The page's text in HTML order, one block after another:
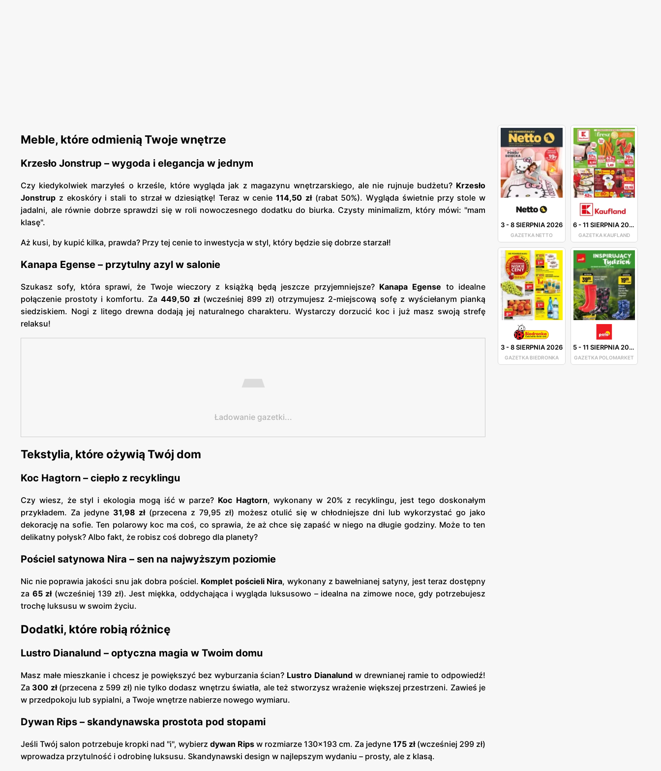
3-8 SIERPNIA 2026
GAZETKA NETTO
6-11 SIERPNIA 2026
GAZETKA KAUFLAND
3-8 SIERPNIA 2026
GAZETKA BIEDRONKA
5-11 SIERPNIA 2026
GAZETKA POLOMARKET
Meble, które odmienią Twoje wnętrze
Krzesło Jonstrup – wygoda i elegancja w jednym
Czy kiedykolwiek marzyłeś o krześle, które wygląda jak z magazynu wnętrzarskiego, ale nie rujnuje budżetu? Krzesło
Jonstrup z ekoskóry i stali to strzał w dziesiątkę! Teraz w cenie 114,50 zł(rabat 50%). Wygląda świetnie przy stole w
jadalni, ale równie dobrze sprawdzi się w roli nowoczesnego dodatku do biurka. Czysty minimalizm, który mówi: "mam
klasę".
Aż kusi, by kupić kilka, prawda? Przy tej cenie to inwestycja w styl, który będzie się dobrze starzał!
Kanapa Egense – przytulny azyl w salonie
Szukasz sofy, która sprawi, że Twoje wieczory z książką będą jeszcze przyjemniejsze? Kanapa Egense to idealne
połączenie prostoty i komfortu. Za 449,50 zł(wcześniej 899 zł) otrzymujesz 2-miejscową sofę z wyściełanym pianką
siedziskiem. Nogi z litego drewna dodają jej naturalnego charakteru. Wystarczy dorzucić koc i już masz swoją strefę
relaksu!
Ładowanie gazetki...
Tekstylia, które ożywią Twój dom
Koc Hagtorn – ciepło z recyklingu
Czy wiesz, że styl i ekologia mogą iść w parze? Koc Hagtorn, wykonany w 20% z recyklingu, jest tego doskonałym
przykładem. Za jedyne 31,98 zł(przecena z 79,95 zł) możesz otulić się w chłodniejsze dni lub wykorzystać go jako
dekorację na sofie. Ten polarowy koc ma coś, co sprawia, że aż chce się zapaść w niego na długie godziny. Może to ten
delikatny połysk? Albo fakt, że robisz coś dobrego dla planety?
Pościel satynowa Nira – sen na najwyższym poziomie
Nic nie poprawia jakości snu jak dobra pościel. Komplet pościeli Nira, wykonany z bawełnianej satyny, jest teraz dostępny
za 65 zł(wcześniej 139 zł). Jest miękka, oddychająca i wygląda luksusowo – idealna na zimowe noce, gdy potrzebujesz
trochę luksusu w swoim życiu.
Dodatki, które robią różnicę
Lustro Dianalund – optyczna magia w Twoim domu
Masz małe mieszkanie i chcesz je powiększyć bez wyburzania ścian? Lustro Dianalund w drewnianej ramie to odpowiedź!
Za 300 zł(przecena z 599 zł) nie tylko dodasz wnętrzu światła, ale też stworzysz wrażenie większej przestrzeni. Zawieś je
w przedpokoju lub sypialni, a Twoje wnętrze nabierze nowego wymiaru.
Dywan Rips – skandynawska prostota pod stopami
Jeśli Twój salon potrzebuje kropki nad "i", wybierz dywan Rips w rozmiarze 130x193 cm. Za jedyne 175 zł(wcześniej 299 zł)
wprowadza przytulność i odrobinę luksusu. Skandynawski design w najlepszym wydaniu – prosty, ale z klasą.